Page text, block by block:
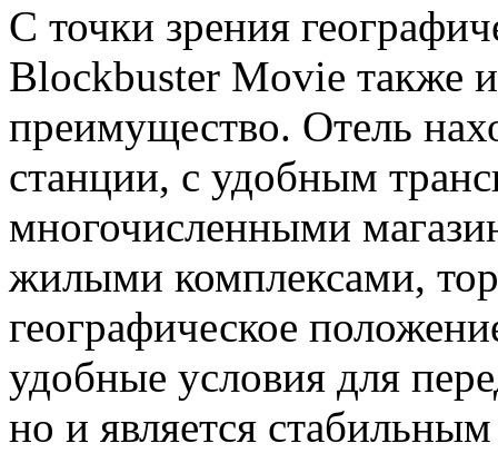
С точки зрения
Blockbuster Movie также
преимущество. Отель
станции, с удобным
многочисленными
жилыми комплексами,
географическое
удобные условия для
но и является